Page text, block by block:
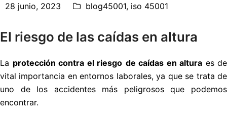
28 junio, 2023 blog45001, iso 45001
El riesgo de las caídas en altura
La protección contra el riesgo de caídas en altura es de
vital importancia en entornos laborales, ya que se trata de
uno de los accidentes más peligrosos que podemos
encontrar.